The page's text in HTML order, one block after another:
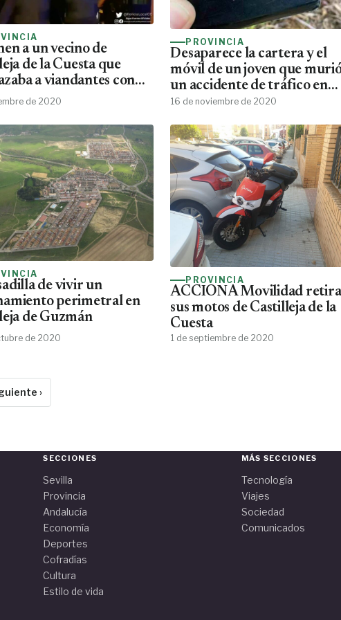
a un vecino de
de la Cuesta que
a viandantes con
de 2020
PROVINCIA
Desaparece la cartera y el
móvil de un joven que
un accidente de tráfico en
Alcalá de Guadaíra
16 de noviembre de 2020
de vivir un
perimetral en
de Guzmán
de 2020
PROVINCIA
ACCIONA Movilidad retira
sus motos de Castilleja de la
Cuesta
1 de septiembre de 2020
›
SECCIONES
Sevilla
Provincia
Andalucía
Economía
Deportes
Cofradías
Cultura
Estilo de vida
MÁS SECCIONES
Tecnología
Viajes
Sociedad
Comunicados